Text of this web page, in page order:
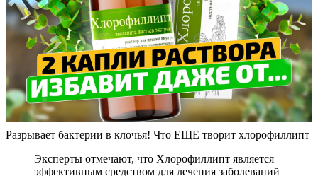
Разрывает бактерии в клочья! Что ЕЩЕ творит хлорофиллипт
Эксперты отмечают, что Хлорофиллипт является
эффективным средством для лечения заболеваний